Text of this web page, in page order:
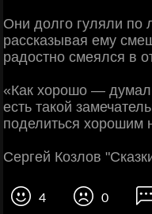
Они долго гуляли по
рассказывая ему
радостно смеялся в
«Как хорошо —
есть такой
поделиться хорошим
Сергей Козлов
4 0